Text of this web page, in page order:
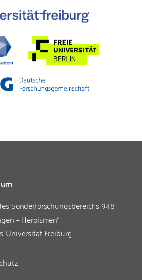
Sonderforschungsbereichs 948
– Heroismen“
Universität Freiburg